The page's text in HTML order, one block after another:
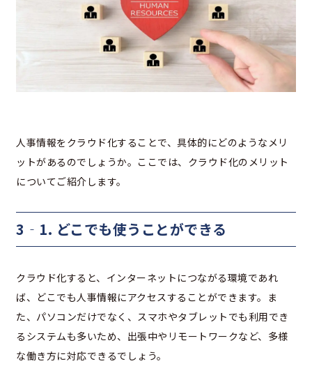
人事情報をクラウド化することで、具体的にどのようなメリ
ットがあるのでしょうか。ここでは、クラウド化のメリット
についてご紹介します。
3‐1. どこでも使うことができる
クラウド化すると、インターネットにつながる環境であれ
ば、どこでも人事情報にアクセスすることができます。ま
た、パソコンだけでなく、スマホやタブレットでも利用でき
るシステムも多いため、出張中やリモートワークなど、多様
な働き方に対応できるでしょう。